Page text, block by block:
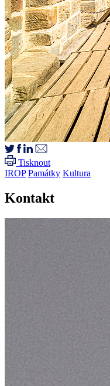
Tisknout
IROP Památky Kultura
Kontakt